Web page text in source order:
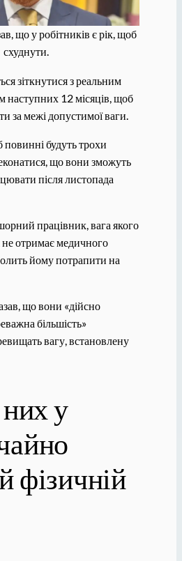
що у робітників є рік, щоб
схуднути.
зіткнутися з реальним
наступних 12 місяців, щоб
за межі допустимої ваги.
повинні будуть трохи
що вони зможуть
після листопада
працівник, вага якого
отримає медичного
йому потрапити на
що вони «дійсно
більшість»
вагу, встановлену
у
фізичній